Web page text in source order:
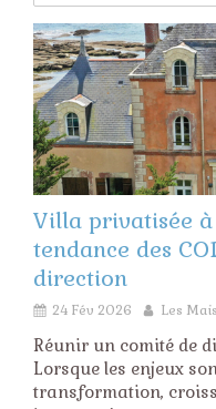
Villa privatisée
tendance des
direction
24 Fév 2026 Les
Réunir un comité de
Lorsque les enjeux
transformation,